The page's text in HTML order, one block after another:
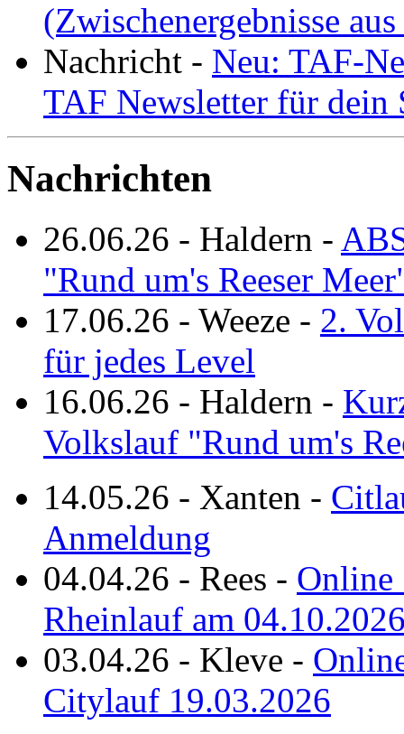
(Zwischenergebnisse
Nachricht - Neu: TAF-
TAF Newsletter für dein
Nachrichten
26.06.26 - Haldern -
"Rund um's Reeser
17.06.26 - Weeze - 2.
für jedes Level
16.06.26 - Haldern -
Volkslauf "Rund um's
14.05.26 - Xanten -
Anmeldung
04.04.26 - Rees - Online
Rheinlauf am
03.04.26 - Kleve -
Citylauf 19.03.2026